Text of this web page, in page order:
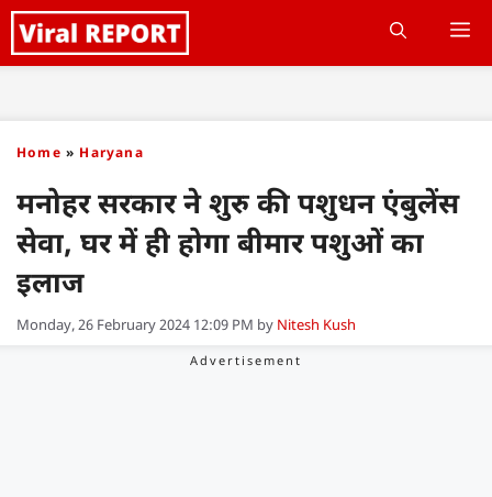
Skip
to
Home » Haryana
मनोहर सरकार ने शुरु की पशुधन एंबुलेंस
सेवा, घर में ही होगा बीमार पशुओं का
इलाज
Monday, 26 February 2024 12:09 PM by Nitesh Kush